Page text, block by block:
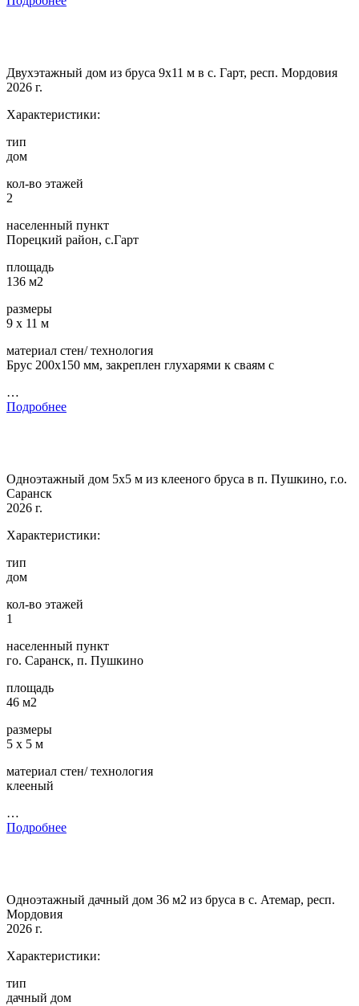
Двухэтажный дом из бруса 9х11 м в с. Гарт, респ. Мордовия
2026 г.
Характеристики:
тип
дом
кол-во этажей
2
населенный пункт
Порецкий район, с.Гарт
площадь
136 м2
размеры
9 х 11 м
материал стен/ технология
Брус 200х150 мм, закреплен глухарями к сваям с
…
Подробнее
Одноэтажный дом 5х5 м из клееного бруса в п. Пушкино, г.о.
Саранск
2026 г.
Характеристики:
тип
дом
кол-во этажей
1
населенный пункт
го. Саранск, п. Пушкино
площадь
46 м2
размеры
5 х 5 м
материал стен/ технология
клееный
…
Подробнее
Одноэтажный дачный дом 36 м2 из бруса в с. Атемар, респ.
Мордовия
2026 г.
Характеристики:
тип
дачный дом